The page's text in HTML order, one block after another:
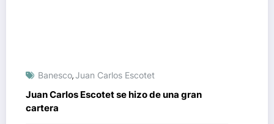
Banesco,Juan Carlos Escotet
Juan Carlos Escotet se hizo de una gran
cartera